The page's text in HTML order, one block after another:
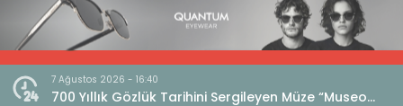
7 Ağustos 2026 - 16:40
700 Yıllık Gözlük Tarihini Sergileyen Müze “Museo